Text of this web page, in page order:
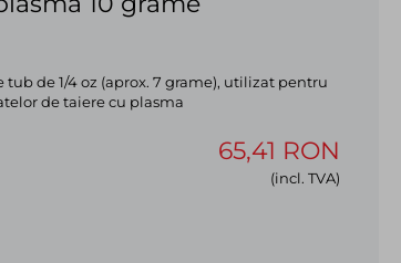
de 1/4 oz (aprox. 7 grame), utilizat pentru
de taiere cu plasma
65,41 RON
(incl. TVA)